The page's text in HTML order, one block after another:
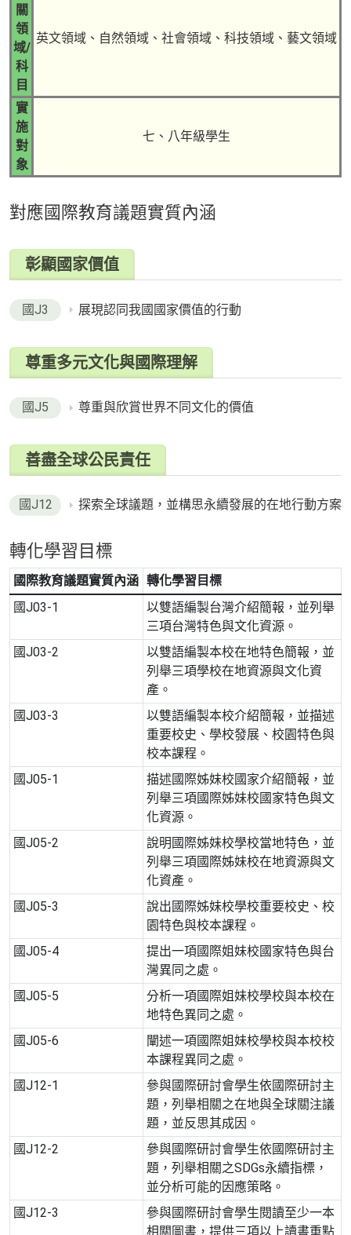
關
領
域/
科
目
英文領域、自然領域、社會領域、科技領域、藝文領域
實
施
對
象
七、八年級學生
對應國際教育議題實質內涵
彰顯國家價值
國J3 展現認同我國國家價值的行動
尊重多元文化與國際理解
國J5 尊重與欣賞世界不同文化的價值
善盡全球公民責任
國J12 探索全球議題，並構思永續發展的在地行動方案
轉化學習目標
國際教育議題實質內涵 轉化學習目標
國J03-1
以雙語編製台灣介紹簡報，並列舉
三項台灣特色與文化資源。
國J03-2
以雙語編製本校在地特色簡報，並
列舉三項學校在地資源與文化資
產。
國J03-3
以雙語編製本校介紹簡報，並描述
重要校史、學校發展、校園特色與
校本課程。
國J05-1
描述國際姊妹校國家介紹簡報，並
列舉三項國際姊妹校國家特色與文
化資源。
國J05-2
說明國際姊妹校學校當地特色，並
列舉三項國際姊妹校在地資源與文
化資產。
國J05-3
說出國際姊妹校學校重要校史、校
園特色與校本課程。
國J05-4
提出一項國際姐妹校國家特色與台
灣異同之處。
國J05-5
分析一項國際姐妹校學校與本校在
地特色異同之處。
國J05-6
闡述一項國際姐妹校學校與本校校
本課程異同之處。
國J12-1
參與國際研討會學生依國際研討主
題，列舉相關之在地與全球關注議
題，並反思其成因。
國J12-2
參與國際研討會學生依國際研討主
題，列舉相關之SDGs永續指標，
並分析可能的因應策略。
國J12-3
參與國際研討會學生閱讀至少一本
相關圖書，提供三項以上讀書重點